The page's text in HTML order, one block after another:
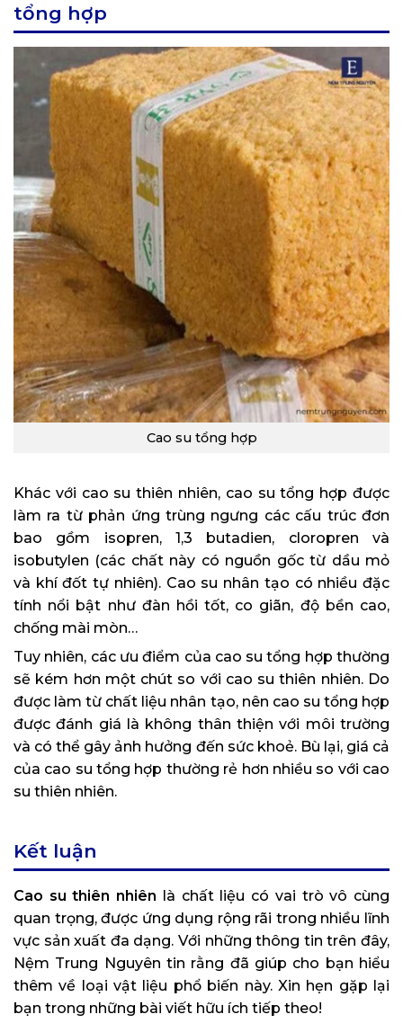
tổng hợp
Cao su tổng hợp
Khác với cao su thiên nhiên, cao su tổng hợp được
làm ra từ phản ứng trùng ngưng các cấu trúc đơn
bao gồm isopren, 1,3 butadien, cloropren và
isobutylen (các chất này có nguồn gốc từ dầu mỏ
và khí đốt tự nhiên). Cao su nhân tạo có nhiều đặc
tính nổi bật như đàn hồi tốt, co giãn, độ bền cao,
chống mài mòn…
Tuy nhiên, các ưu điểm của cao su tổng hợp thường
sẽ kém hơn một chút so với cao su thiên nhiên. Do
được làm từ chất liệu nhân tạo, nên cao su tổng hợp
được đánh giá là không thân thiện với môi trường
và có thể gây ảnh hưởng đến sức khoẻ. Bù lại, giá cả
của cao su tổng hợp thường rẻ hơn nhiều so với cao
su thiên nhiên.
Kết luận
Cao su thiên nhiên là chất liệu có vai trò vô cùng
quan trọng, được ứng dụng rộng rãi trong nhiều lĩnh
vực sản xuất đa dạng. Với những thông tin trên đây,
Nệm Trung Nguyên tin rằng đã giúp cho bạn hiểu
thêm về loại vật liệu phổ biến này. Xin hẹn gặp lại
bạn trong những bài viết hữu ích tiếp theo!